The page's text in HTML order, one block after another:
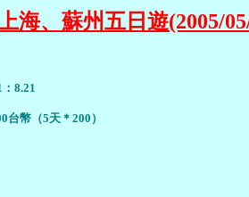
海、蘇州五日遊(2005/
8.21
台幣（5天＊200）